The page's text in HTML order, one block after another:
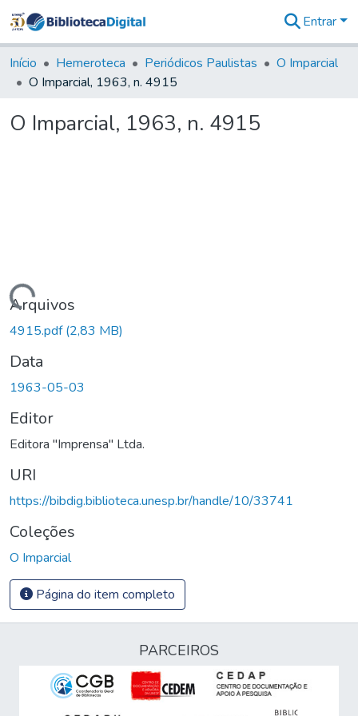
&
Coleções
Tudo na
Digital
Entrar
Início Hemeroteca Periódicos Paulistas
O Imparcial
O Imparcial, 1963, n. 4915
O Imparcial, 1963, n. 4915
Carregando...
Arquivos
4915.pdf(2,83 MB)
Data
1963-05-03
Editor
Editora "Imprensa" Ltda.
URI
https://bibdig.biblioteca.unesp.br/handle/10/33741
Coleções
O Imparcial
Página do item completo
PARCEIROS